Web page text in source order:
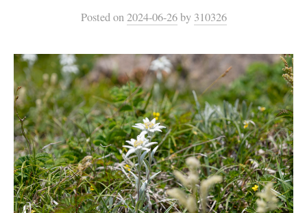
Postedon2024-06-26 by 310326